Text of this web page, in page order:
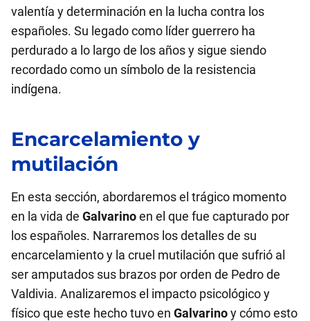
valentía y determinación en la lucha contra los
españoles. Su legado como líder guerrero ha
perdurado a lo largo de los años y sigue siendo
recordado como un símbolo de la resistencia
indígena.
Encarcelamiento y
mutilación
En esta sección, abordaremos el trágico momento
en la vida de Galvarinoen el que fue capturado por
los españoles. Narraremos los detalles de su
encarcelamiento y la cruel mutilación que sufrió al
ser amputados sus brazos por orden de Pedro de
Valdivia. Analizaremos el impacto psicológico y
físico que este hecho tuvo en Galvarinoy cómo esto